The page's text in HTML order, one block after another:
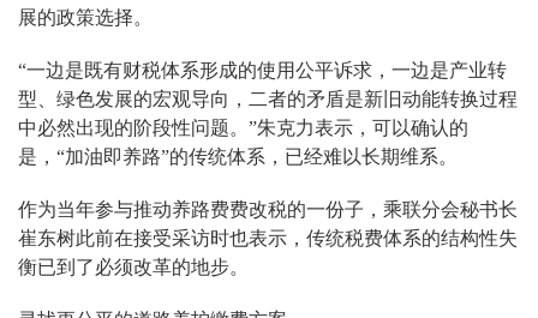
展的政策选择。
“一边是既有财税体系形成的使用公平诉求，一边是产业转
型、绿色发展的宏观导向，二者的矛盾是新旧动能转换过程
中必然出现的阶段性问题。”朱克力表示，可以确认的
是，“加油即养路”的传统体系，已经难以长期维系。
作为当年参与推动养路费费改税的一份子，乘联分会秘书长
崔东树此前在接受采访时也表示，传统税费体系的结构性失
衡已到了必须改革的地步。